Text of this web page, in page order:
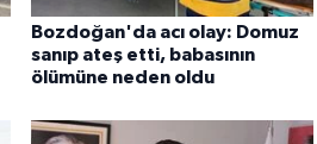
Bozdoğan'da acı olay: Domuz
sanıp ateş etti, babasının
ölümüne neden oldu